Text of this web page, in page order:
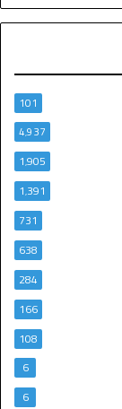
101
4٬937
1٬905
1٬391
731
638
284
166
108
6
6